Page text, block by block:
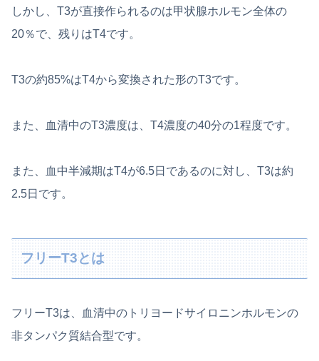
しかし、T3が直接作られるのは甲状腺ホルモン全体の
20％で、残りはT4です。
T3の約85%はT4から変換された形のT3です。
また、血清中のT3濃度は、T4濃度の40分の1程度です。
また、血中半減期はT4が6.5日であるのに対し、T3は約
2.5日です。
フリーT3とは
フリーT3は、血清中のトリヨードサイロニンホルモンの
非タンパク質結合型です。